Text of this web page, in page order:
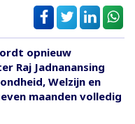
opnieuw
Raj Jadnanansing
Welzijn en
maanden volledig